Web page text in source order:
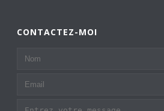
CONTACTEZ-MOI